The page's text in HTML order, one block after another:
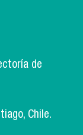
de
Chile.